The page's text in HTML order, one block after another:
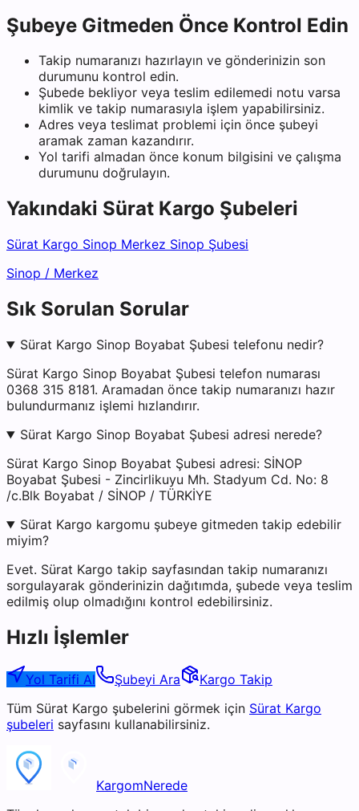
Şubeye Gitmeden Önce Kontrol Edin
Takip numaranızı hazırlayın ve gönderinizin son
durumunu kontrol edin.
Şubede bekliyor veya teslim edilemedi notu varsa
kimlik ve takip numarasıyla işlem yapabilirsiniz.
Adres veya teslimat problemi için önce şubeyi
aramak zaman kazandırır.
Yol tarifi almadan önce konum bilgisini ve çalışma
durumunu doğrulayın.
Yakındaki Sürat Kargo Şubeleri
Sürat Kargo Sinop Merkez Sinop Şubesi
Sinop / Merkez
Sık Sorulan Sorular
Sürat Kargo Sinop Boyabat Şubesi telefonu nedir?
Sürat Kargo Sinop Boyabat Şubesi telefon numarası
0368 315 8181. Aramadan önce takip numaranızı hazır
bulundurmanız işlemi hızlandırır.
Sürat Kargo Sinop Boyabat Şubesi adresi nerede?
Sürat Kargo Sinop Boyabat Şubesi adresi: SİNOP
Boyabat Şubesi - Zincirlikuyu Mh. Stadyum Cd. No: 8
/c.Blk Boyabat / SİNOP / TÜRKİYE
Sürat Kargo kargomu şubeye gitmeden takip edebilir
miyim?
Evet. Sürat Kargo takip sayfasından takip numaranızı
sorgulayarak gönderinizin dağıtımda, şubede veya teslim
edilmiş olup olmadığını kontrol edebilirsiniz.
Hızlı İşlemler
Yol Tarifi Al Şubeyi Ara
Kargo Takip
Tüm Sürat Kargo şubelerini görmek için Sürat Kargo
şubeleri sayfasını kullanabilirsiniz.
KargomNerede